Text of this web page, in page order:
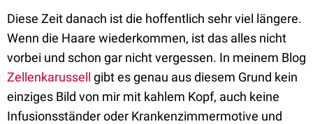
Diese Zeit danach ist die hoffentlich sehr viel längere.
Wenn die Haare wiederkommen, ist das alles nicht
vorbei und schon gar nicht vergessen. In meinem Blog
Zellenkarussell gibt es genau aus diesem Grund kein
einziges Bild von mir mit kahlem Kopf, auch keine
Infusionsständer oder Krankenzimmermotive und